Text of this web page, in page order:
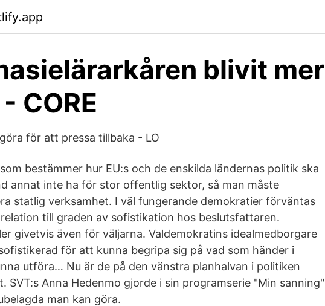
blivit mer
CORE
för att pressa tillbaka - LO
bestämmer hur EU:s och de enskilda ländernas politik ska
annat inte ha för stor offentlig sektor, så man måste
statlig verksamhet. I väl fungerande demokratier förväntas
till graden av sofistikation hos beslutsfattaren.
givetvis även för väljar­na. Valdemokratins idealmedborgare
för att kunna begripa sig på vad som händer i
utfö­ra… Nu är de på den vänstra planhalvan i politiken
SVT:s Anna Hedenmo gjorde i sin programserie "Min sanning"
man kan göra.